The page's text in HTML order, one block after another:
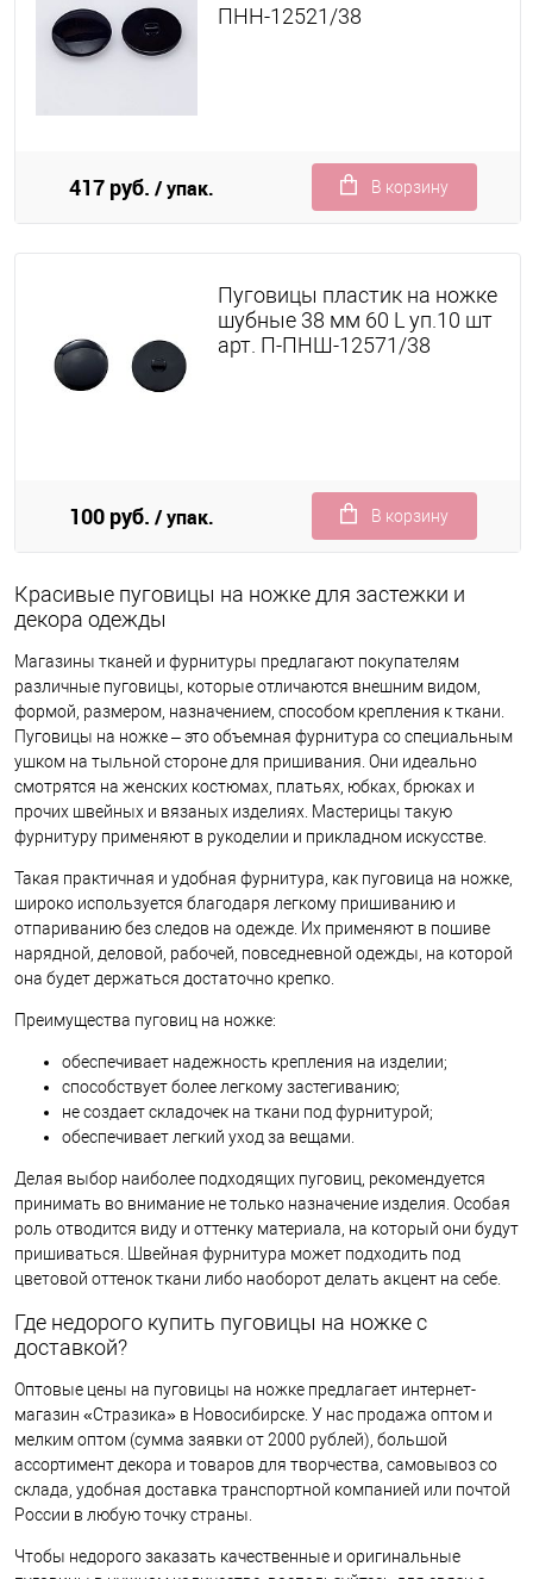
ПНН-12521/38
417 руб. / упак. В корзину
Пуговицы пластик на ножке
шубные 38 мм 60 L уп.10 шт
арт. П-ПНШ-12571/38
100 руб. / упак. В корзину
Красивые пуговицы на ножке для застежки и
декора одежды
Магазины тканей и фурнитуры предлагают покупателям
различные пуговицы, которые отличаются внешним видом,
формой, размером, назначением, способом крепления к ткани.
Пуговицы на ножке – это объемная фурнитура со специальным
ушком на тыльной стороне для пришивания. Они идеально
смотрятся на женских костюмах, платьях, юбках, брюках и
прочих швейных и вязаных изделиях. Мастерицы такую
фурнитуру применяют в рукоделии и прикладном искусстве.
Такая практичная и удобная фурнитура, как пуговица на ножке,
широко используется благодаря легкому пришиванию и
отпариванию без следов на одежде. Их применяют в пошиве
нарядной, деловой, рабочей, повседневной одежды, на которой
она будет держаться достаточно крепко.
Преимущества пуговиц на ножке:
обеспечивает надежность крепления на изделии;
способствует более легкому застегиванию;
не создает складочек на ткани под фурнитурой;
обеспечивает легкий уход за вещами.
Делая выбор наиболее подходящих пуговиц, рекомендуется
принимать во внимание не только назначение изделия. Особая
роль отводится виду и оттенку материала, на который они будут
пришиваться. Швейная фурнитура может подходить под
цветовой оттенок ткани либо наоборот делать акцент на себе.
Где недорого купить пуговицы на ножке с
доставкой?
Оптовые цены на пуговицы на ножке предлагает интернет-
магазин «Стразика» в Новосибирске. У нас продажа оптом и
мелким оптом (сумма заявки от 2000 рублей), большой
ассортимент декора и товаров для творчества, самовывоз со
склада, удобная доставка транспортной компанией или почтой
России в любую точку страны.
Чтобы недорого заказать качественные и оригинальные